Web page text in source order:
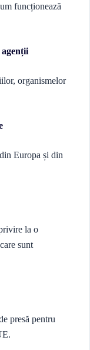
funcționează
organismelor
Europa și din
la o
sunt
presă pentru